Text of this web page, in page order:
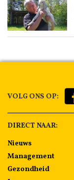
VOLG ONS OP:
DIRECT NAAR:
Nieuws
Management
Gezondheid